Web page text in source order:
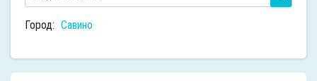
Город: Савино